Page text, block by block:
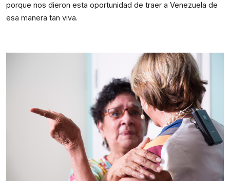
porque nos dieron esta oportunidad de traer a Venezuela de
esa manera tan viva.